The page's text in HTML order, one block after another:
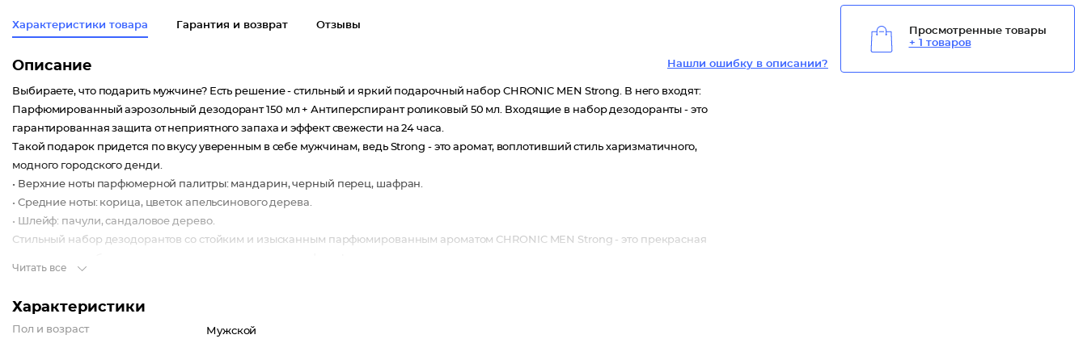
Характеристики товара Гарантия и возврат Отзывы
Нашли ошибку в описании?
Описание
Выбираете, что подарить мужчине? Есть решение - стильный и яркий подарочный набор CHRONIC MEN Strong. В него входят:
Парфюмированный аэрозольный дезодорант 150 мл + Антиперспирант роликовый 50 мл. Входящие в набор дезодоранты - это
гарантированная защита от неприятного запаха и эффект свежести на 24 часа.
Такой подарок придется по вкусу уверенным в себе мужчинам, ведь Strong - это аромат, воплотивший стиль харизматичного,
модного городского денди.
• Верхние ноты парфюмерной палитры: мандарин, черный перец, шафран.
• Средние ноты: корица, цветок апельсинового дерева.
• Шлейф: пачули, сандаловое дерево.
Стильный набор дезодорантов со стойким и изысканным парфюмированным ароматом СHRONIC MEN Strong - это прекрасная
Читать все
Характеристики
Пол и возраст Мужской
Просмотренные товары
+ 1 товаров